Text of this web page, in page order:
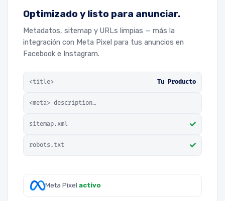
Optimizado y listo para anunciar.
Metadatos, sitemap y URLs limpias — más la
integración con Meta Pixel para tus anuncios en
Facebook e Instagram.
<title> Tu Producto
<meta> description…
sitemap.xml
robots.txt
Meta Pixelactivo